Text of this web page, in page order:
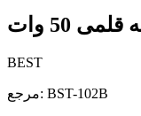
BEST
مرجع: BST-102B